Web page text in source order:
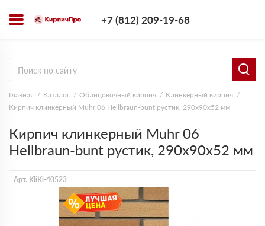
+7 (812) 209-19-68
Главная Каталог Облицовочный кирпич
Клинкерный кирпич
Кирпич клинкерный Muhr 06 Hellbraun-bunt рустик, 290х90х52 мм
Кирпич клинкерный Muhr 06
Hellbraun-bunt рустик, 290х90х52 мм
Арт. KliKi-40523